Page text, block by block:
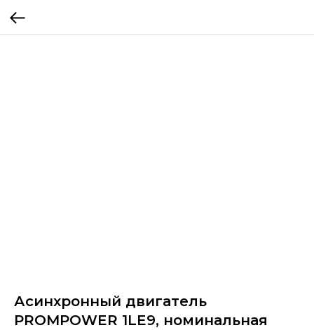
Асинхронный двигатель
PROMPOWER 1LE9, номинальная